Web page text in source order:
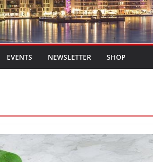
EVENTS NEWSLETTER SHOP